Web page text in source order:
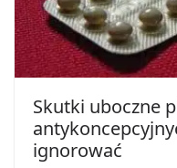
Skutki uboczne
ignorować